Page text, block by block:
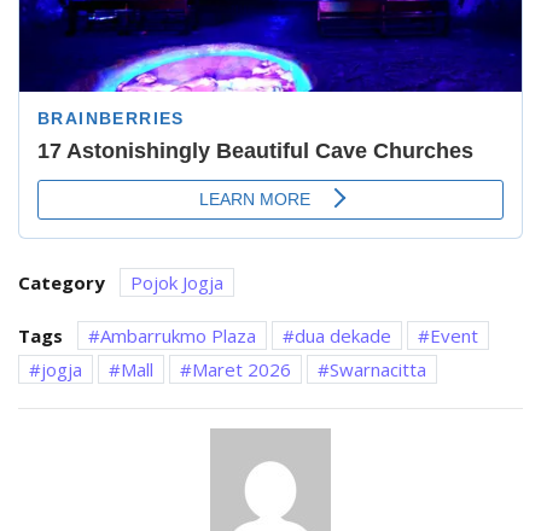
Category Pojok Jogja
Tags Ambarrukmo Plaza dua dekade
Event
jogja
Mall Maret 2026 Swarnacitta